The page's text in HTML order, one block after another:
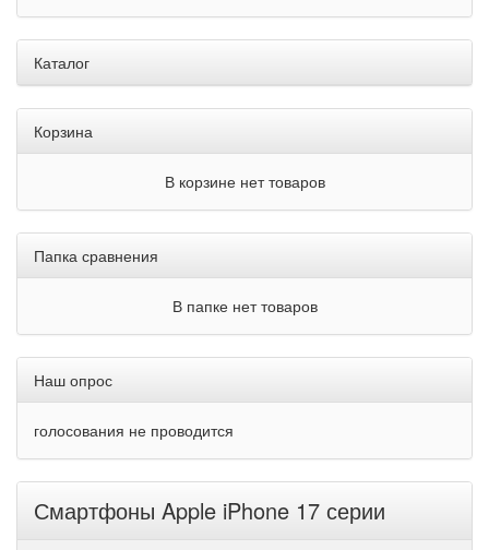
Каталог
Корзина
В корзине нет товаров
Папка сравнения
В папке нет товаров
Наш опрос
голосования не проводится
Смартфоны Apple iPhone 17 серии